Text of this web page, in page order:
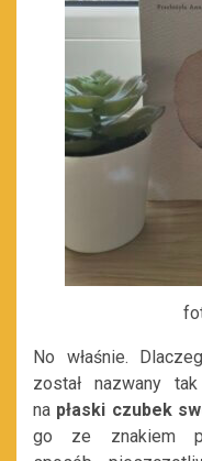
No właśnie.
został
nazwany tak
na płaski czubek
go ze znakiem